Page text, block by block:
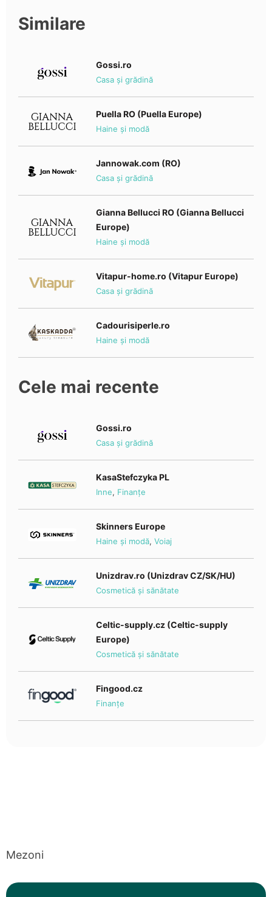
Similare
Gossi.ro
Casa și grădină
Puella RO (Puella Europe)
Haine și modă
Jannowak.com (RO)
Casa și grădină
Gianna Bellucci RO (Gianna Bellucci
Europe)
Haine și modă
Vitapur-home.ro (Vitapur Europe)
Casa și grădină
Cadourisiperle.ro
Haine și modă
Cele mai recente
Gossi.ro
Casa și grădină
KasaStefczyka PL
Inne, Finanțe
Skinners Europe
Haine și modă, Voiaj
Unizdrav.ro (Unizdrav CZ/SK/HU)
Cosmetică și sănătate
Celtic-supply.cz (Celtic-supply
Europe)
Cosmetică și sănătate
Fingood.cz
Finanțe
Mezoni